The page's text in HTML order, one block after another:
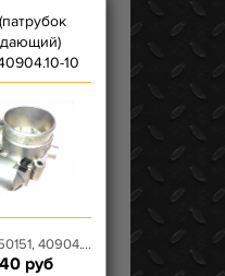
10
40904.1148090
руб